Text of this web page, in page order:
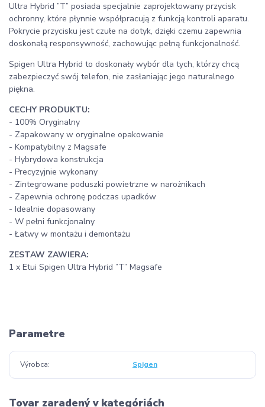
Ultra Hybrid ”T” posiada specjalnie zaprojektowany przycisk
ochronny, które płynnie współpracują z funkcją kontroli aparatu.
Pokrycie przycisku jest czułe na dotyk, dzięki czemu zapewnia
doskonałą responsywność, zachowując pełną funkcjonalność.
Spigen Ultra Hybrid to doskonały wybór dla tych, którzy chcą
zabezpieczyć swój telefon, nie zasłaniając jego naturalnego
piękna.
CECHY PRODUKTU:
- 100% Oryginalny
- Zapakowany w oryginalne opakowanie
- Kompatybilny z Magsafe
- Hybrydowa konstrukcja
- Precyzyjnie wykonany
- Zintegrowane poduszki powietrzne w narożnikach
- Zapewnia ochronę podczas upadków
- Idealnie dopasowany
- W pełni funkcjonalny
- Łatwy w montażu i demontażu
ZESTAW ZAWIERA:
1 x Etui Spigen Ultra Hybrid ”T” Magsafe
Parametre
Výrobca Spigen
Tovar zaradený v kategóriách